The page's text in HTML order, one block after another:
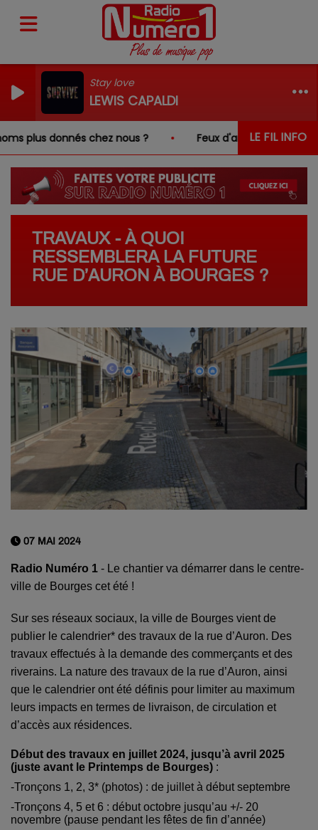
Stay love
LEWIS CAPALDI
LE FIL INFO
plus donnés chez nous ? Feux d'artifice interdits
TRAVAUX - À QUOI
RESSEMBLERA LA FUTURE
RUE D’AURON À BOURGES ?
07 MAI 2024
Radio Numéro 1 - Le chantier va démarrer dans le centre-
ville de Bourges cet été !
Sur ses réseaux sociaux, la ville de Bourges vient de
publier le calendrier* des travaux de la rue d’Auron. Des
travaux effectués à la demande des commerçants et des
riverains. La nature des travaux de la rue d’Auron, ainsi
que le calendrier ont été définis pour limiter au maximum
leurs impacts en termes de livraison, de circulation et
d’accès aux résidences.
Début des travaux en juillet 2024, jusqu’à avril 2025
(juste avant le Printemps de Bourges) :
-Tronçons 1, 2, 3* (photos) : de juillet à début septembre
-Tronçons 4, 5 et 6 : début octobre jusqu’au +/- 20
novembre (pause pendant les fêtes de fin d’année)